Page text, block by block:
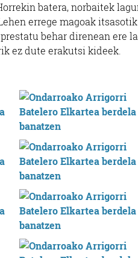
batera, norbaitek
errege magoak
behar direnean ere
ez dute erakutsi kideek.